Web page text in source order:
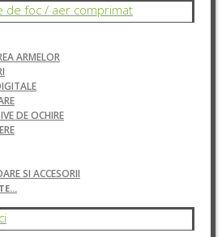
de foc / aer comprimat
ARMELOR
DE OCHIRE
SI ACCESORII